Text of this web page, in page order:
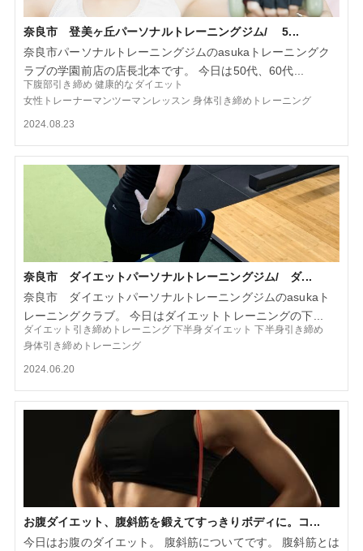
奈良市 登美ヶ丘パーソナルトレーニングジム/ 5...
奈良市パーソナルトレーニングジムのasukaトレーニングク
ラブの学園前店の店長北本です。 今日は50代、60代...
下腹部引き締め 健康的なダイエット
女性トレーナーマンツーマンレッスン 身体引き締めトレーニング
2024.08.23
奈良市 ダイエットパーソナルトレーニングジム/ ダ...
奈良市 ダイエットパーソナルトレーニングジムのasukaト
レーニングクラブ。 今日はダイエットトレーニングの下...
ダイエット引き締めトレーニング 下半身ダイエット 下半身引き締め
身体引き締めトレーニング
2024.06.20
お腹ダイエット、腹斜筋を鍛えてすっきりボディに。コ...
今日はお腹のダイエット。 腹斜筋についてです。 腹斜筋とは